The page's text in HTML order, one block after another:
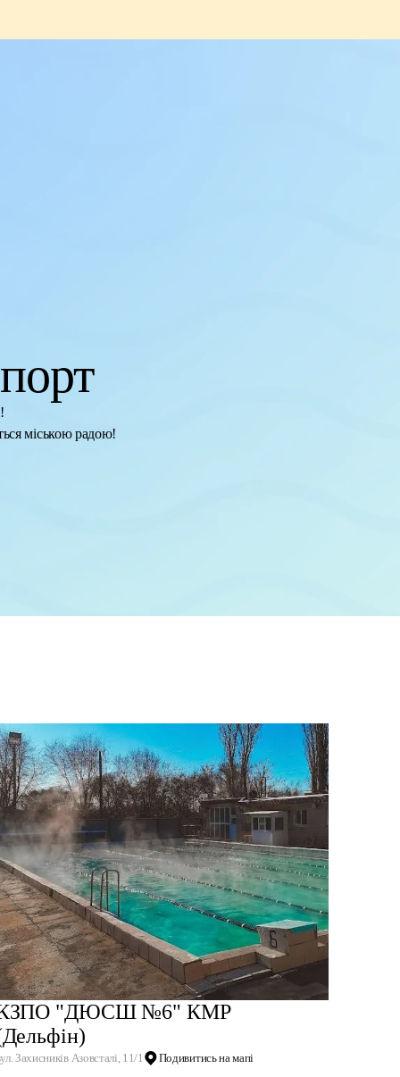
міською радою!
"ДЮСШ №6" КМР
Захисників Азовсталі, 11/1 Подивитись на мапі